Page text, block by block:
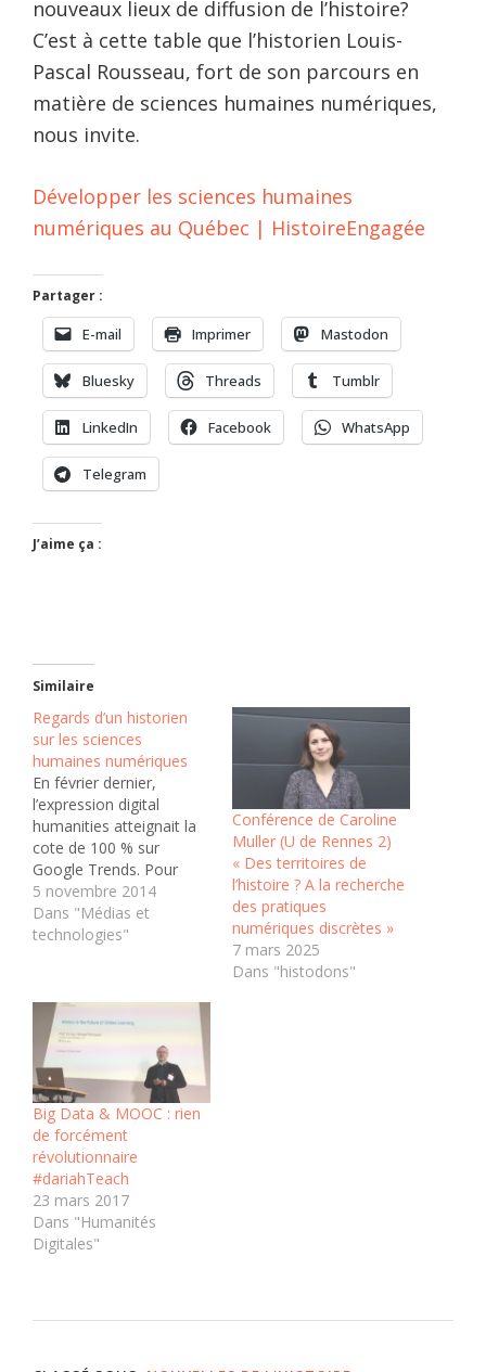
nouveaux lieux de diffusion de l’histoire?
C’est à cette table que l’historien Louis-
Pascal Rousseau, fort de son parcours en
matière de sciences humaines numériques,
nous invite.
Développer les sciences humaines
numériques au Québec | HistoireEngagée
Partager :
E-mail Imprimer Mastodon
Bluesky Threads Tumblr
LinkedIn Facebook WhatsApp
Telegram
J’aime ça :
Similaire
Regards d’un historien
sur les sciences
humaines numériques
En février dernier,
l’expression digital
humanities atteignait la
cote de 100 % sur
Google Trends. Pour
certains enthousiastes,
ces sciences humaines
numériques
salut pour les
programmes en lettres,
sciences humaines et
sciences sociales, qui
souffrent d’une remise
en question de leur
valeur émanant de la…
5 novembre 2014
Dans "Médias et
technologies"
Conférence de Caroline
Muller (U de Rennes 2)
« Des territoires de
l’histoire ? A la recherche
des pratiques
numériques discrètes »
7 mars 2025
Dans "histodons"
Big Data & MOOC : rien
de forcément
révolutionnaire
#dariahTeach
23 mars 2017
Dans "Humanités
Digitales"